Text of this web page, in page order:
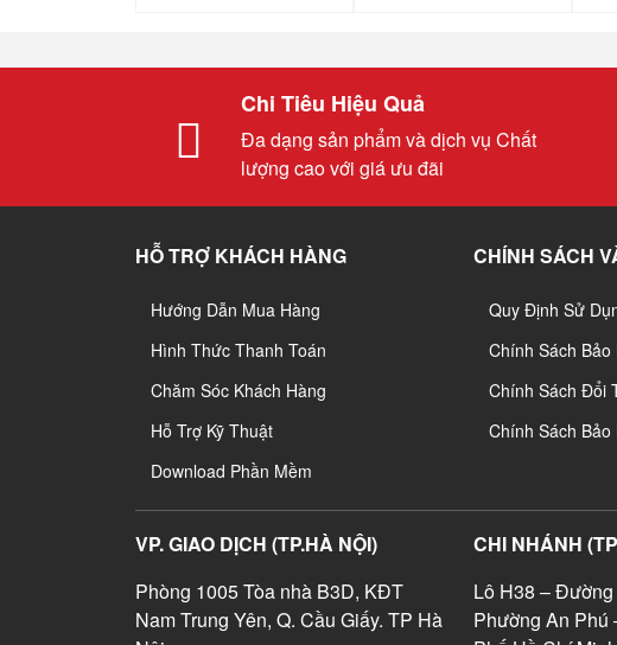
Chi Tiêu Hiệu Quả
Đa dạng sản phẩm và dịch vụ Chất
lượng cao với giá ưu đãi
HỖ TRỢ KHÁCH HÀNG
Hướng Dẫn Mua Hàng
Hình Thức Thanh Toán
Chăm Sóc Khách Hàng
Hỗ Trợ Kỹ Thuật
Download Phần Mềm
CHÍNH SÁCH
Quy Định Sử
Chính Sách Bảo
Chính Sách Đổi
Chính Sách Bảo
VP. GIAO DỊCH (TP.HÀ NỘI)
Phòng 1005 Tòa nhà B3D, KĐT
Nam Trung Yên, Q. Cầu Giấy. TP Hà
CHI NHÁNH
Lô H38 –
Phường An Phú